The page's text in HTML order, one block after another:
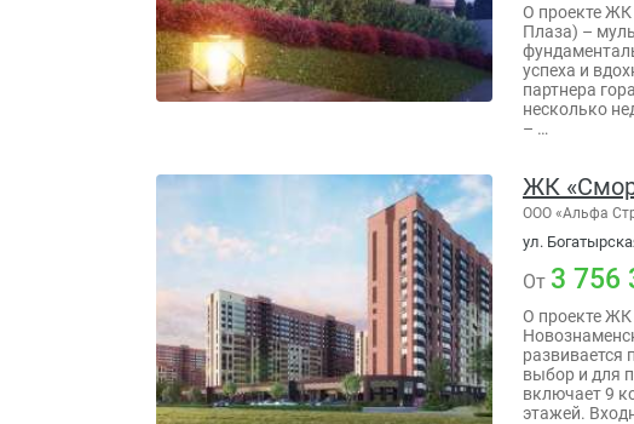
О проекте ЖК
Плаза) –
успеха и
партнера
несколько
– …
ЖК
ООО «Альфа
ул.
От 3 756
О проекте ЖК
развивается
выбор и для
включает 9
этажей.